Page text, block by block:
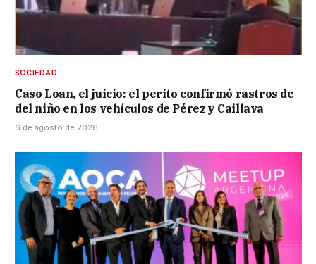
SOCIEDAD
Caso Loan, el juicio: el perito confirmó rastros de
del niño en los vehículos de Pérez y Caillava
6 de agosto de 2026